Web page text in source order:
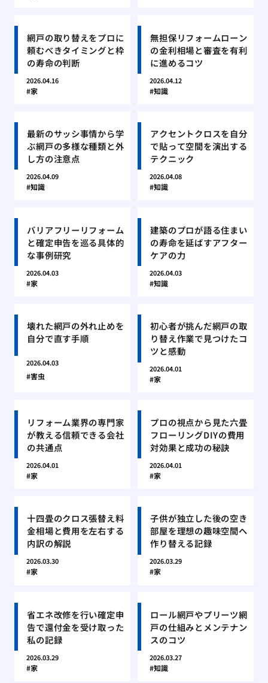
網戸の取り替えをプロに
頼むべきタイミングと枠
の寿命の判断
2026.04.16
家
無担保リフォームローン
の金利相場と審査を有利
に進めるコツ
2026.04.12
知識
最新のサッシ事情から学
ぶ網戸の多様な種類と外
し方の注意点
2026.04.09
知識
アクセントクロスを自分
で貼って空間を演出する
テクニック
2026.04.08
知識
バリアフリーリフォーム
と確定申告を巡る具体的
な事例研究
2026.04.03
家
建築のプロが語る住まい
の寿命を延ばすアフター
ケアの力
2026.04.03
知識
壊れた網戸の外れ止めを
自分で直す手順
2026.04.03
害虫
初心者が挑んだ網戸の取
り替え作業で見つけたコ
ツと感動
2026.04.01
家
リフォーム業界の専門家
が教える信頼できる会社
の共通点
2026.04.01
家
プロの視点から見た六畳
フローリングDIYの費用
対効果と成功の秘訣
2026.04.01
家
十四畳のクロス張替え料
金相場と費用を左右する
内訳の解説
2026.03.30
家
子供が独立した後の空き
部屋を理想の趣味空間へ
作り替える記録
2026.03.29
家
省エネ改修を行い確定申
告で還付金を受け取った
私の記録
2026.03.29
家
ロール網戸やプリーツ網
戸の仕組みとメンテナン
スのコツ
2026.03.27
知識